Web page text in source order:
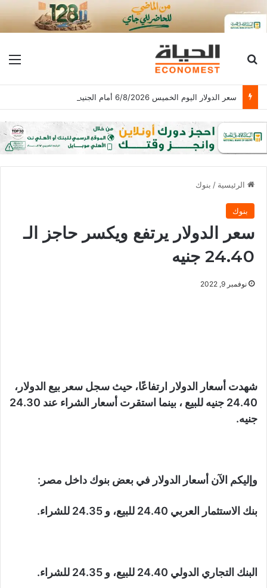
بحث عن
الرئيسية / بنوك
بنوك
سعر الدولار يرتفع ويكسر حاجز الـ
24.40 جنيه
نوفمبر 9, 2022
شهدت أسعار الدولار ارتفاعًا، حيث سجل سعر بيع الدولار،
24.40 جنيه للبيع ، بينما استقرت أسعار الشراء عند 24.30
جنيه.
وإليكم الآن أسعار الدولار في بعض بنوك داخل مصر:
بنك الاستثمار العربي 24.40 للبيع، و 24.35 للشراء.
البنك التجاري الدولي 24.40 للبيع، و 24.35 للشراء.